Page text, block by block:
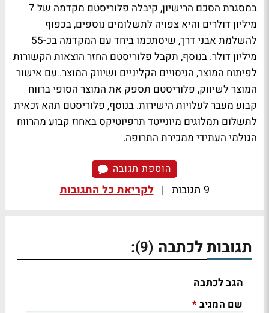
במסגרת הסכם הרישיון, קיבלה פלוריסטם מקדמה של 7
מיליון דולרים והיא צפויה לתשלומים נוספים, בכפוף
להשלמת אבני דרך, שיסתכמו ביחד עם המקדמה בכ-55
מיליון דולר. בנוסף, תקבל פלוריסטם החזר הוצאות הקשורות
לפיתוח המוצר, הניסויים הקליניים ושיווק המוצר. עם אישור
המוצר לשיווק, פלוריסטם תספק את המוצר הסופי ברווח
קבוע מעבר לעלויות הישירות. בנוסף, פלוריסטם תהא זכאית
לתשלום תמלוגים מיונייטד תרפיוטיקס באחוז קבוע מהרווח
הגולמי העתידי ממכירת התרופה.
הוספת תגובה
9 תגובות | לקריאת כל התגובות
תגובות לכתבה (9)
:
הגב לכתבה
שם המגיב *